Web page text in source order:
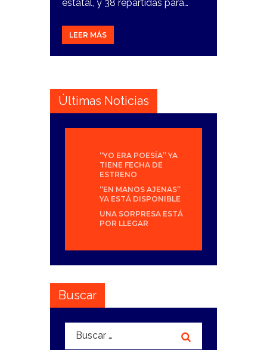
estatal, y 38 repartidas para…
LEER MÁS
Últimas Noticias
“YO ERA POESÍA” YA
TIENE FECHA DE
ESTRENO
“EN MANOS AJENAS”
YA ESTÁ DISPONIBLE
UNA SORPRESA ESTÁ
POR LLEGAR
Buscar
Buscar: